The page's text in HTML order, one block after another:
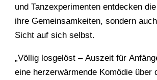
und Tanzexperimenten entdecken
ihre Gemeinsamkeiten, sondern
Sicht auf sich selbst.
„Völlig losgelöst – Auszeit für
eine herzerwärmende Komödie über